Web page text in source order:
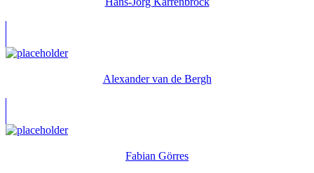
Alexander van de Bergh
Fabian Görres